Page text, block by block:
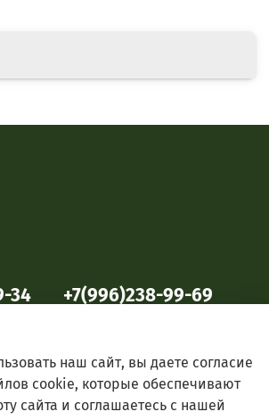
34 +7(996)238-99-69
наш сайт, вы даете согласие
cookie, которые обеспечивают
сайта и соглашаетесь с нашей